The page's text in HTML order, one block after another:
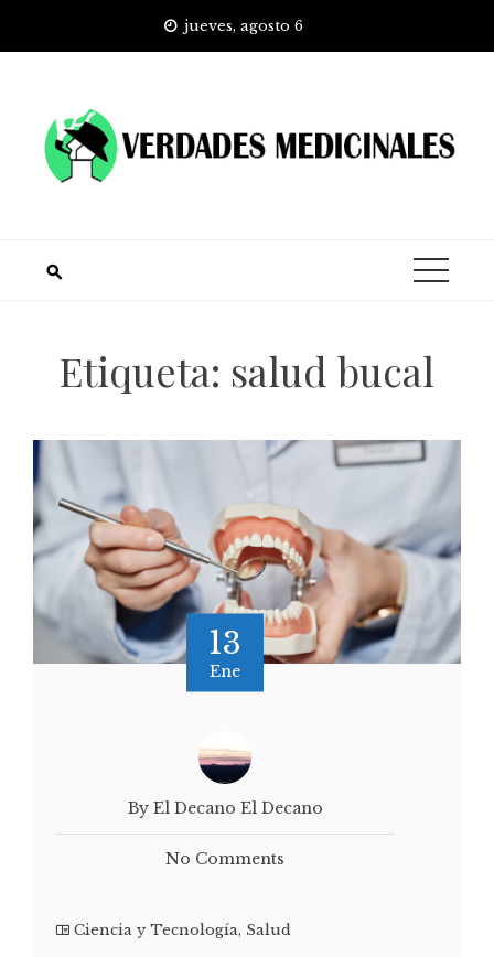
jueves, agosto 6
Etiqueta: salud bucal
13
Ene
By El Decano El Decano
No Comments
Ciencia y Tecnología, Salud